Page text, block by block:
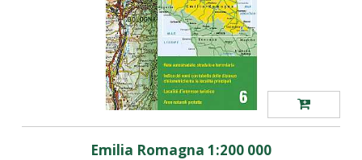
Emilia Romagna 1:200 000